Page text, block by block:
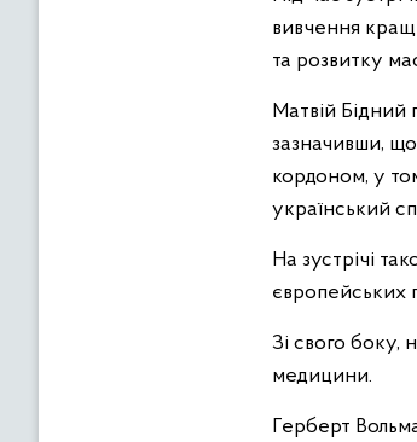
вивчення
та розвитку
Матвій Бідний
зазначивши,
кордоном, у
український
На зустрічі
європейських
Зі свого боку,
медицини.
Герберт